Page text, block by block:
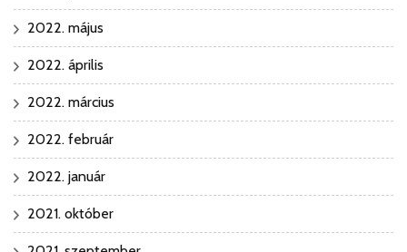
2022. május
2022. április
2022. március
2022. február
2022. január
2021. október